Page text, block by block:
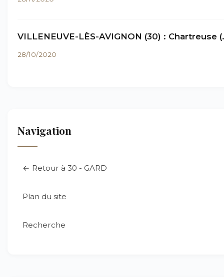
VILLENEUVE-LÈS-AVIGNON (30) : Chartreuse
28/10/2020
Navigation
← Retour à 30 - GARD
Plan du site
Recherche